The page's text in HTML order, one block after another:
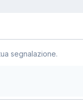
segnalazione.